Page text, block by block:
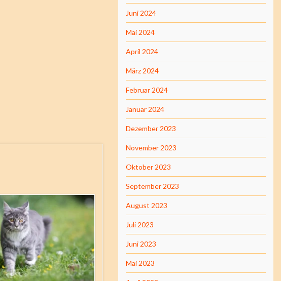
Juni 2024
Mai 2024
April 2024
März 2024
Februar 2024
Januar 2024
Dezember 2023
November 2023
Oktober 2023
September 2023
August 2023
Juli 2023
Juni 2023
Mai 2023